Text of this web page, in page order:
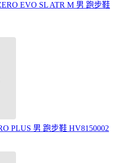
EVO SL ATR M 男 跑步鞋
PLUS 男 跑步鞋 HV8150002